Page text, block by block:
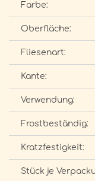
Farbe:
Oberfläche:
Fliesenart:
Kante:
Verwendung:
Frostbeständig:
Kratzfestigkeit:
Stück je